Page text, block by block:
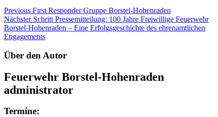
Previous First Responder Gruppe Borstel-Hohenraden
Nächster Schritt Pressemitteilung: 100 Jahre Freiwillige Feuerwehr
Borstel-Hohenraden – Eine Erfolgsgeschichte des ehrenamtlichen
Engagements
Über den Autor
Feuerwehr Borstel-Hohenraden
administrator
Termine: